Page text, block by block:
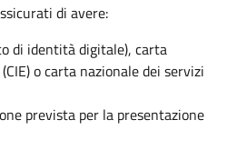
di avere:
di identità digitale), carta
o carta nazionale dei servizi
prevista per la presentazione